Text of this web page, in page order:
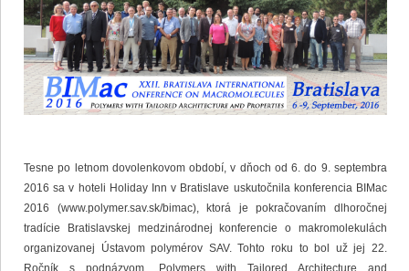
Tesne po letnom dovolenkovom období, v dňoch od 6. do 9. septembra
2016 sa v hoteli Holiday Inn v Bratislave uskutočnila konferencia BIMac
2016 (www.polymer.sav.sk/bimac), ktorá je pokračovaním dlhoročnej
tradície Bratislavskej medzinárodnej konferencie o makromolekulách
organizovanej Ústavom polymérov SAV. Tohto roku to bol už jej 22.
Ročník s podnázvom „Polymers with Tailored Architecture and